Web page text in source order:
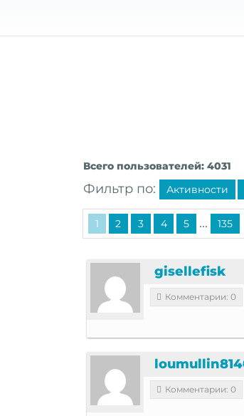
Всего пользователей: 4031
Фильтр по: Активности
1 2 3 4 5 ... 135
gisellefisk
Комментарии: 0
Комментарии: 0